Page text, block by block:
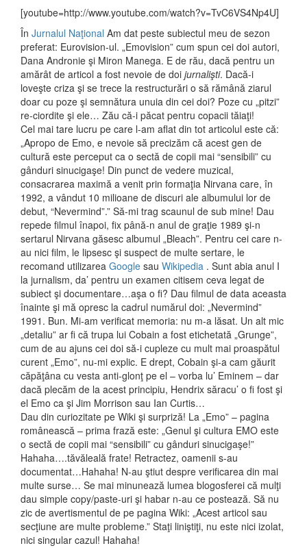
[youtube=http://www.youtube.com/watch?v=TvC6VS4Np4U]
În Jurnalul Naţional Am dat peste subiectul meu de sezon
preferat: Eurovision-ul. „Emovision” cum spun cei doi autori,
Dana Andronie şi Miron Manega. E de rău, dacă pentru un
amărât de articol a fost nevoie de doi jurnalişti. Dacă-i
loveşte criza şi se trece la restructurări o să rămână ziarul
doar cu poze şi semnătura unuia din cei doi? Poze cu „pitzi”
re-ciordite şi ele… Zău că-i păcat pentru copacii tăiaţi!
Cel mai tare lucru pe care l-am aflat din tot articolul este că:
„Apropo de Emo, e nevoie să precizăm că acest gen de
cultură este perceput ca o sectă de copii mai “sensibili” cu
gânduri sinucigaşe! Din punct de vedere muzical,
consacrarea maximă a venit prin formaţia Nirvana care, în
1992, a vândut 10 milioane de discuri ale albumului lor de
debut, “Nevermind”.” Să-mi trag scaunul de sub mine! Dau
repede filmul înapoi, fix până-n anul de graţie 1989 şi-n
sertarul Nirvana găsesc albumul „Bleach”. Pentru cei care n-
au nici film, le lipsesc şi suspect de multe sertare, le
recomand utilizarea Google sau Wikipedia . Sunt abia anul I
la jurnalism, da’ pentru un examen citisem ceva legat de
subiect şi documentare…aşa o fi? Dau filmul de data aceasta
înainte şi mă opresc la cadrul numărul doi: „Nevermind”
1991. Bun. Mi-am verificat memoria: nu m-a lăsat. Un alt mic
„detaliu” ar fi că trupa lui Cobain a fost etichetată „Grunge”,
cum de au ajuns cei doi să-i cupleze cu mult mai proaspătul
curent „Emo”, nu-mi explic. E drept, Cobain şi-a cam găurit
căpăţâna cu vesta anti-glonţ pe el – vorba lu’ Eminem – dar
dacă plecăm de la acest principiu, Hendrix săracu’ o fi fost şi
el Emo ca şi Jim Morrison sau Ian Curtis…
Dau din curiozitate pe Wiki şi surpriză! La „Emo” – pagina
românească – prima frază este: „Genul şi cultura EMO este
o sectă de copii mai “sensibili” cu gânduri sinucigaşe!”
Hahaha….tăvăleală frate! Retractez, oamenii s-au
documentat…Hahaha! N-au ştiut despre verificarea din mai
multe surse… Se mai minunează lumea blogosferei că mulţi
dau simple copy/paste-uri şi habar n-au ce postează. Să nu
zic de avertismentul de pe pagina Wiki: „Acest articol sau
secţiune are multe probleme.” Staţi liniştiţi, nu este nici izolat,
nici singular cazul! Hahaha!